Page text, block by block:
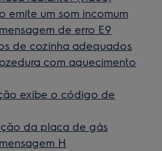
emite um som incomum
de erro E9
de cozinha adequados
com aquecimento
exibe o código de
da placa de gás
H